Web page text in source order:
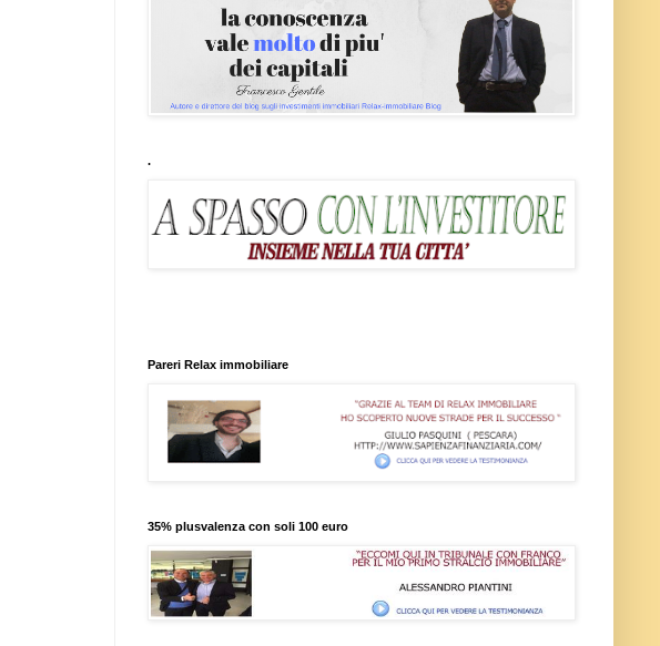
.
Pareri Relax immobiliare
35% plusvalenza con soli 100 euro